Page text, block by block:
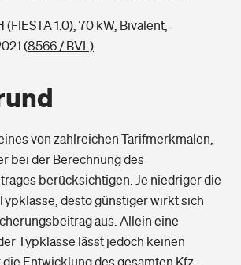
(FIESTA 1.0), 70 kW, Bivalent,
(8566 / BVL)
von zahlreichen Tarifmerkmalen,
bei der Berechnung des
berücksichtigen. Je niedriger die
desto günstiger wirkt sich
aus. Allein eine
Typklasse lässt jedoch keinen
Entwicklung des gesamten Kfz-